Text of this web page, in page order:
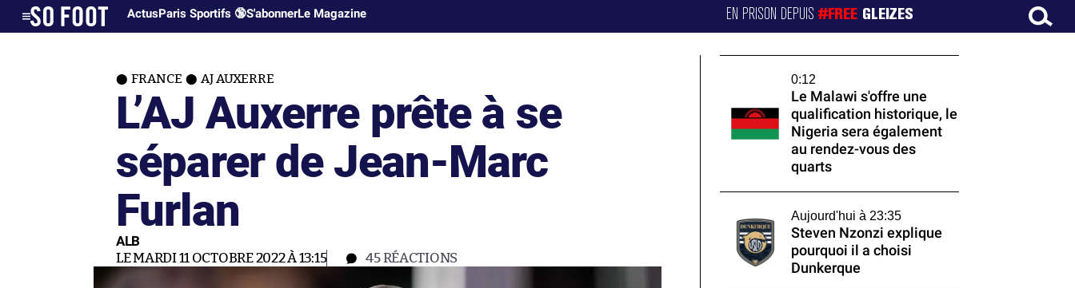
ActusParis Sportifs 🔞S'abonnerLe Magazine EN PRISON DEPUIS#FREE GLEIZES
FRANCE AJ AUXERRE
L’AJ Auxerre prête à se
séparer de Jean-Marc
Furlan
ALB
LE MARDI 11 OCTOBRE 2022 À 13:15 45RÉACTIONS
0:12
Le Malawi s'offre une
qualification historique, le
Nigeria sera également
au rendez-vous des
quarts
Aujourd'hui à 23:35
Steven Nzonzi explique
pourquoi il a choisi
Dunkerque